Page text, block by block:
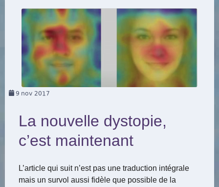
9 nov 2017
La nouvelle dystopie,
c’est maintenant
L’article qui suit n’est pas une traduction intégrale
mais un survol aussi fidèle que possible de la